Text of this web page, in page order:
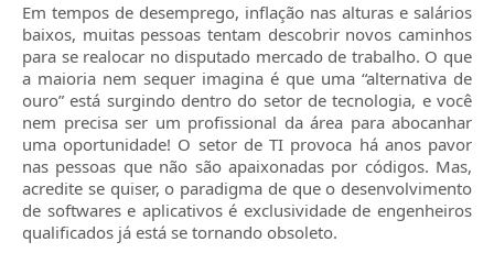
Em tempos de desemprego, inflação nas alturas e salários
baixos, muitas pessoas tentam descobrir novos caminhos
para se realocar no disputado mercado de trabalho. O que
a maioria nem sequer imagina é que uma “alternativa de
ouro” está surgindo dentro do setor de tecnologia, e você
nem precisa ser um profissional da área para abocanhar
uma oportunidade! O setor de TI provoca há anos pavor
nas pessoas que não são apaixonadas por códigos. Mas,
acredite se quiser, o paradigma de que o desenvolvimento
de softwares e aplicativos é exclusividade de engenheiros
qualificados já está se tornando obsoleto.